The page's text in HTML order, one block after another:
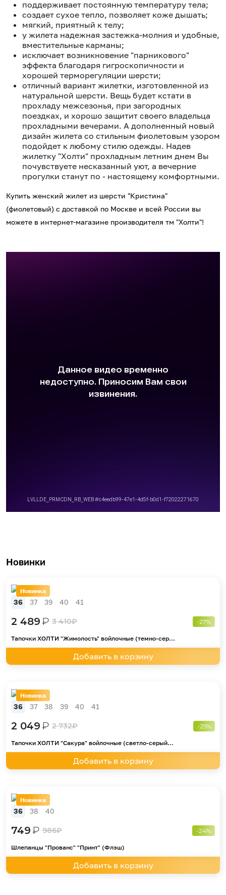
поддерживает постоянную температуру тела;
создает сухое тепло, позволяет коже дышать;
мягкий, приятный к телу;
у жилета надежная застежка-молния и удобные,
вместительные карманы;
исключает возникновение "парникового"
эффекта благодаря гигроскопичности и
хорошей терморегуляции шерсти;
отличный вариант жилетки, изготовленной из
натуральной шерсти. Вещь будет кстати в
прохладу межсезонья, при загородных
поездках, и хорошо защитит своего владельца
прохладными вечерами. А дополненный новый
дизайн жилета со стильным фиолетовым узором
подойдет к любому стилю одежды. Надев
жилетку "Холти" прохладным летним днем Вы
почувствуете несказанный уют, а вечерние
прогулки станут по - настоящему комфортными.
Купить женский жилет из шерсти "Кристина"
(фиолетовый) с доставкой по Москве и всей России вы
можете в интернет-магазине производителя тм "Холти"!
Новинки
Новинка
36 37 39 40 41
2 489₽ 3 410₽ -27%
Тапочки ХОЛТИ "Жимолость" войлочные (темно-сер...
Добавить в корзину
Новинка
36 37 38 39 40 41
2 049₽ 2 732₽ -25%
Тапочки ХОЛТИ "Сакура" войлочные (светло-серый...
Добавить в корзину
Новинка
36 38 40
749₽ 986₽ -24%
Шлепанцы "Прованс" "Принт" (Флэш)
Добавить в корзину